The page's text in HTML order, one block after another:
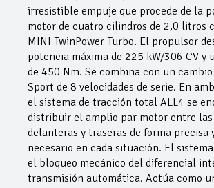
irresistible empuje que procede de la
motor de cuatro cilindros de 2,0 litros
MINI TwinPower Turbo. El propulsor
potencia máxima de 225 kW/306 CV y
de 450 Nm. Se combina con un
Sport de 8 velocidades de serie. En
el sistema de tracción total ALL4 se
distribuir el amplio par motor entre las
delanteras y traseras de forma precisa
necesario en cada situación. El
el bloqueo mecánico del diferencial
transmisión automática. Actúa como